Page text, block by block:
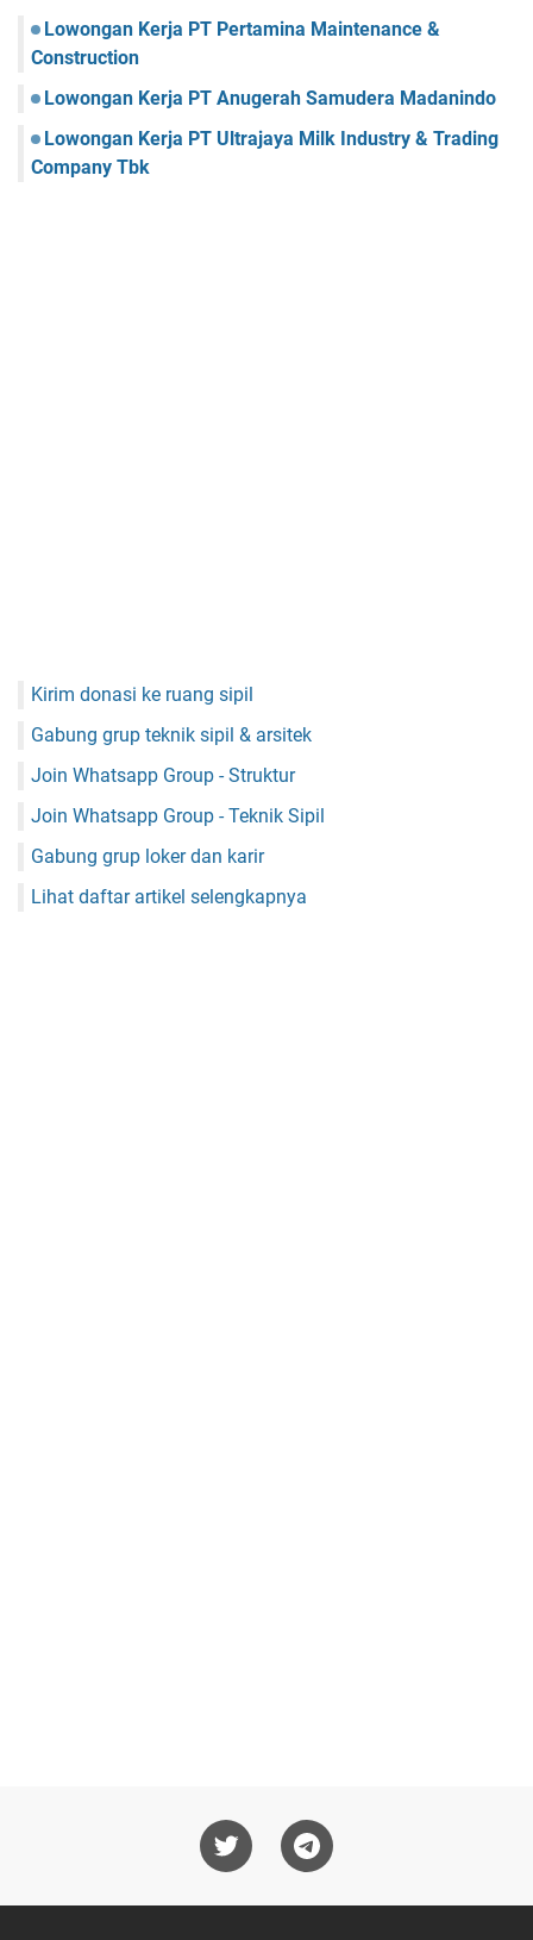
Lowongan Kerja PT Pertamina Maintenance &
Construction
Lowongan Kerja PT Anugerah Samudera Madanindo
Lowongan Kerja PT Ultrajaya Milk Industry & Trading
Company Tbk
Kirim donasi ke ruang sipil
Gabung grup teknik sipil & arsitek
Join Whatsapp Group - Struktur
Join Whatsapp Group - Teknik Sipil
Gabung grup loker dan karir
Lihat daftar artikel selengkapnya